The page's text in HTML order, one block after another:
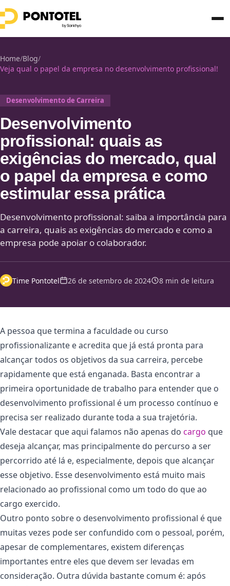
Home/Blog/
Veja qual o papel da empresa no desenvolvimento profissional!
Desenvolvimento de Carreira
Desenvolvimento
profissional: quais as
exigências do mercado, qual
o papel da empresa e como
estimular essa prática
Desenvolvimento profissional: saiba a importância para
a carreira, quais as exigências do mercado e como a
empresa pode apoiar o colaborador.
Time Pontotel 26 de setembro de 2024 8 min de leitura
A pessoa que termina a faculdade ou curso
profissionalizante e acredita que já está pronta para
alcançar todos os objetivos da sua carreira, percebe
rapidamente que está enganada. Basta encontrar a
primeira oportunidade de trabalho para entender que o
desenvolvimento profissional é um processo contínuo e
precisa ser realizado durante toda a sua trajetória.
Vale destacar que aqui falamos não apenas do cargo que
deseja alcançar, mas principalmente do percurso a ser
percorrido até lá e, especialmente, depois que alcançar
esse objetivo. Esse desenvolvimento está muito mais
relacionado ao profissional como um todo do que ao
cargo exercido.
Outro ponto sobre o desenvolvimento profissional é que
muitas vezes pode ser confundido com o pessoal, porém,
apesar de complementares, existem diferenças
importantes entre eles que devem ser levadas em
consideração. Outra dúvida bastante comum é: após